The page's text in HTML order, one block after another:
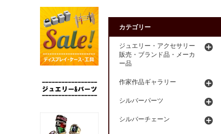
カテゴリー
ジュエリー・アクセサリー
販売・ブランド品・メーカ
ー品
作家作品ギャラリー
シルバーパーツ
シルバーチェーン